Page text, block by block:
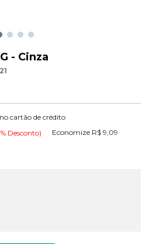
- Cinza
cartão de crédito
Desconto) Economize R$ 9,09